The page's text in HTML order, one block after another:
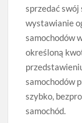
sprzedać
wystawianie
samochodów
określoną
samochodów
szybko,
samochód.